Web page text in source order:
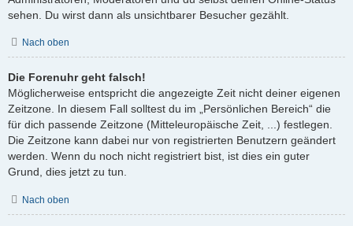
sehen. Du wirst dann als unsichtbarer Besucher gezählt.
Nach oben
Die Forenuhr geht falsch!
Möglicherweise entspricht die angezeigte Zeit nicht deiner eigenen
Zeitzone. In diesem Fall solltest du im „Persönlichen Bereich“ die
für dich passende Zeitzone (Mitteleuropäische Zeit, ...) festlegen.
Die Zeitzone kann dabei nur von registrierten Benutzern geändert
werden. Wenn du noch nicht registriert bist, ist dies ein guter
Grund, dies jetzt zu tun.
Nach oben